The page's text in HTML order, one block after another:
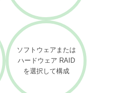
ソフトウェアまたは
ハードウェア RAID
を選択して構成